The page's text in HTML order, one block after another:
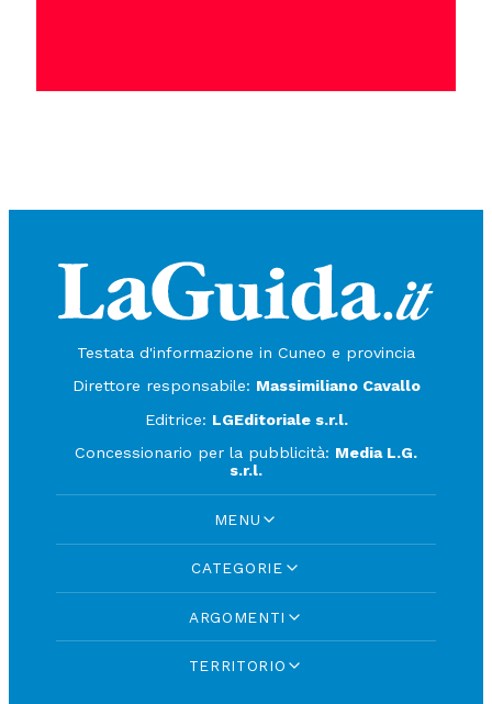
Testata d'informazione in Cuneo e provincia
Direttore responsabile: Massimiliano Cavallo
Editrice: LGEditoriale s.r.l.
Concessionario per la pubblicità: Media L.G.
s.r.l.
MENU
CATEGORIE
ARGOMENTI
TERRITORIO